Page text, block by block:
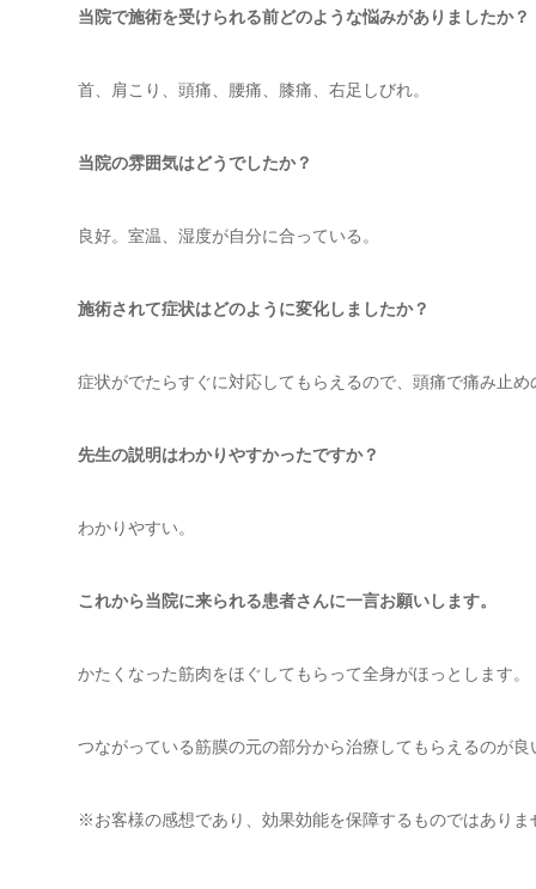
当院で施術を受けられる前どのような悩みがありましたか？
首、肩こり、頭痛、腰痛、膝痛、右足しびれ。
当院の雰囲気はどうでしたか？
良好。室温、湿度が自分に合っている。
施術されて症状はどのように変化しましたか？
症状がでたらすぐに対応してもらえるので、頭痛で痛み止
先生の説明はわかりやすかったですか？
わかりやすい。
これから当院に来られる患者さんに一言お願いします。
かたくなった筋肉をほぐしてもらって全身がほっとします。
つながっている筋膜の元の部分から治療してもらえるのが良
※お客様の感想であり、効果効能を保障するものではありま